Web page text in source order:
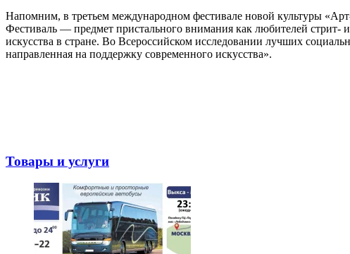
Напомним, в третьем международном фестивале новой культуры
Фестиваль — предмет пристального внимания как любителей стрит-
искусства в стране. Во Всероссийском исследовании лучших
направленная на поддержку современного искусства».
Товары и услуги